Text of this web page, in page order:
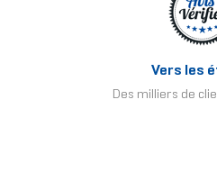
Vers les
Des milliers de